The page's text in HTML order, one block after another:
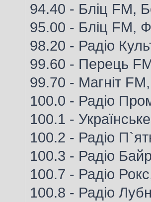
94.40 - Бліц FM,
95.00 - Бліц FM,
98.20 - Радіо
99.60 - Перець
99.70 - Магніт
100.0 - Радіо
100.1 -
100.2 - Радіо
100.3 - Радіо
100.7 - Радіо
100.8 - Радіо